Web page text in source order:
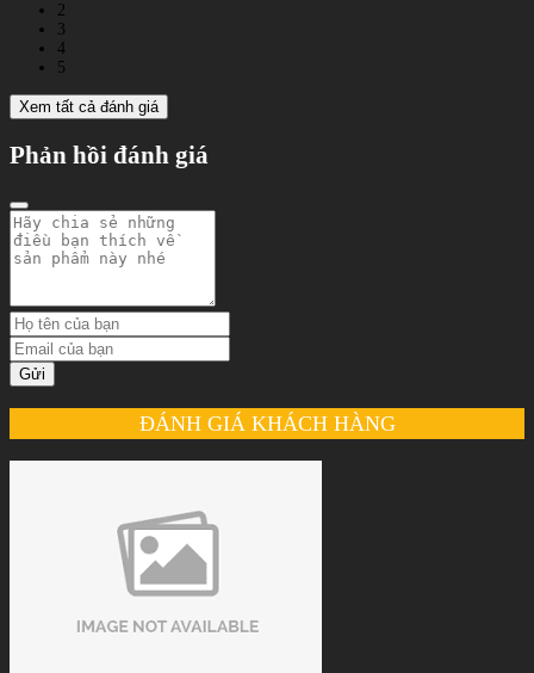
2
3
4
5
Xem tất cả đánh giá
Phản hồi đánh giá
Gửi
ĐÁNH GIÁ KHÁCH HÀNG